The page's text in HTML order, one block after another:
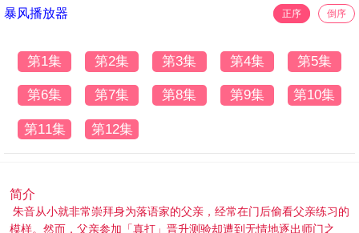
暴风播放器 正序 倒序
第1集 第2集 第3集 第4集 第5集
第6集 第7集 第8集 第9集 第10集
第11集 第12集
简介
朱音从小就非常崇拜身为落语家的父亲，经常在门后偷看父亲练习的
模样。然而，父亲参加「真打」晋升测验却遭到无情地逐出师门之